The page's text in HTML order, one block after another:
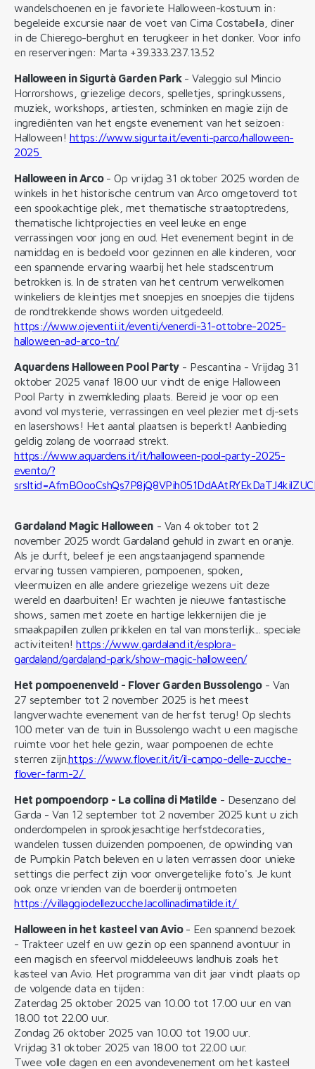
wandelschoenen en je favoriete Halloween-kostuum in:
begeleide excursie naar de voet van Cima Costabella, diner
in de Chierego-berghut en terugkeer in het donker. Voor info
en reserveringen: Marta +39.333.237.13.52
Halloween in Sigurtà Garden Park - Valeggio sul Mincio
Horrorshows, griezelige decors, spelletjes, springkussens,
muziek, workshops, artiesten, schminken en magie zijn de
ingrediënten van het engste evenement van het seizoen:
Halloween! https://www.sigurta.it/eventi-parco/halloween-
2025
Halloween in Arco - Op vrijdag 31 oktober 2025 worden de
winkels in het historische centrum van Arco omgetoverd tot
een spookachtige plek, met thematische straatoptredens,
thematische lichtprojecties en veel leuke en enge
verrassingen voor jong en oud. Het evenement begint in de
namiddag en is bedoeld voor gezinnen en alle kinderen, voor
een spannende ervaring waarbij het hele stadscentrum
betrokken is. In de straten van het centrum verwelkomen
winkeliers de kleintjes met snoepjes en snoepjes die tijdens
de rondtrekkende shows worden uitgedeeld.
https://www.ojeventi.it/eventi/venerdi-31-ottobre-2025-
halloween-ad-arco-tn/
Aquardens Halloween Pool Party- Pescantina - Vrijdag 31
oktober 2025 vanaf 18.00 uur vindt de enige Halloween
Pool Party in zwemkleding plaats. Bereid je voor op een
avond vol mysterie, verrassingen en veel plezier met dj-sets
en lasershows! Het aantal plaatsen is beperkt! Aanbieding
geldig zolang de voorraad strekt.
https://www.aquardens.it/it/halloween-pool-party-2025-
evento/?
Gardaland Magic Halloween - Van 4 oktober tot 2
november 2025 wordt Gardaland gehuld in zwart en oranje.
Als je durft, beleef je een angstaanjagend spannende
ervaring tussen vampieren, pompoenen, spoken,
vleermuizen en alle andere griezelige wezens uit deze
wereld en daarbuiten! Er wachten je nieuwe fantastische
shows, samen met zoete en hartige lekkernijen die je
smaakpapillen zullen prikkelen en tal van monsterlijk... speciale
activiteiten!https://www.gardaland.it/esplora-
gardaland/gardaland-park/show-magic-halloween/
Het pompoenenveld - Flover Garden Bussolengo- Van
27 september tot 2 november 2025 is het meest
langverwachte evenement van de herfst terug! Op slechts
100 meter van de tuin in Bussolengo wacht u een magische
ruimte voor het hele gezin, waar pompoenen de echte
sterren zijn.https://www.flover.it/it/il-campo-delle-zucche-
flover-farm-2/
Het pompoendorp - La collina di Matilde - Desenzano del
Garda - Van 12 september tot 2 november 2025 kunt u zich
onderdompelen in sprookjesachtige herfstdecoraties,
wandelen tussen duizenden pompoenen, de opwinding van
de Pumpkin Patch beleven en u laten verrassen door unieke
settings die perfect zijn voor onvergetelijke foto's. Je kunt
ook onze vrienden van de boerderij ontmoeten
https://villaggiodellezucche.lacollinadimatilde.it/
Halloween in het kasteel van Avio - Een spannend bezoek
- Trakteer uzelf en uw gezin op een spannend avontuur in
een magisch en sfeervol middeleeuws landhuis zoals het
kasteel van Avio. Het programma van dit jaar vindt plaats op
de volgende data en tijden:
Zaterdag 25 oktober 2025 van 10.00 tot 17.00 uur en van
18.00 tot 22.00 uur.
Zondag 26 oktober 2025 van 10.00 tot 19.00 uur.
Vrijdag 31 oktober 2025 van 18.00 tot 22.00 uur.
Twee volle dagen en een avondevenement om het kasteel